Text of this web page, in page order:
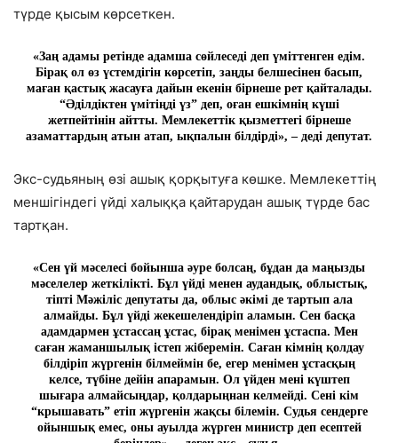
түрде қысым көрсеткен.
«Заң адамы ретінде адамша сөйлеседі деп үміттенген едім.
Бірақ ол өз үстемдігін көрсетіп, заңды белшесінен басып,
маған қастық жасауға дайын екенін бірнеше рет қайталады.
“Әділдіктен үмітіңді үз” деп, оған ешкімнің күші
жетпейтінін айтты. Мемлекеттік қызметтегі бірнеше
азаматтардың атын атап, ықпалын білдірді», – деді депутат.
Экс-судьяның өзі ашық қорқытуға көшке. Мемлекеттің
меншігіндегі үйді халыққа қайтарудан ашық түрде бас
тартқан.
«Сен үй мәселесі бойынша әуре болсаң, бұдан да маңызды
мәселелер жеткілікті. Бұл үйді менен аудандық, облыстық,
тіпті Мәжіліс депутаты да, облыс әкімі де тартып ала
алмайды. Бұл үйді жекешелендіріп аламын. Сен басқа
адамдармен ұстассаң ұстас, бірақ менімен ұстаспа. Мен
саған жаманшылық істеп жіберемін. Саған кімнің қолдау
білдіріп жүргенін білмеймін бе, егер менімен ұстасқың
келсе, түбіне дейін апарамын. Ол үйден мені күштеп
шығара алмайсыңдар, қолдарыңнан келмейді. Сені кім
“крышавать” етіп жүргенін жақсы білемін. Судья сендерге
ойыншық емес, оны ауылда жүрген министр деп есептей